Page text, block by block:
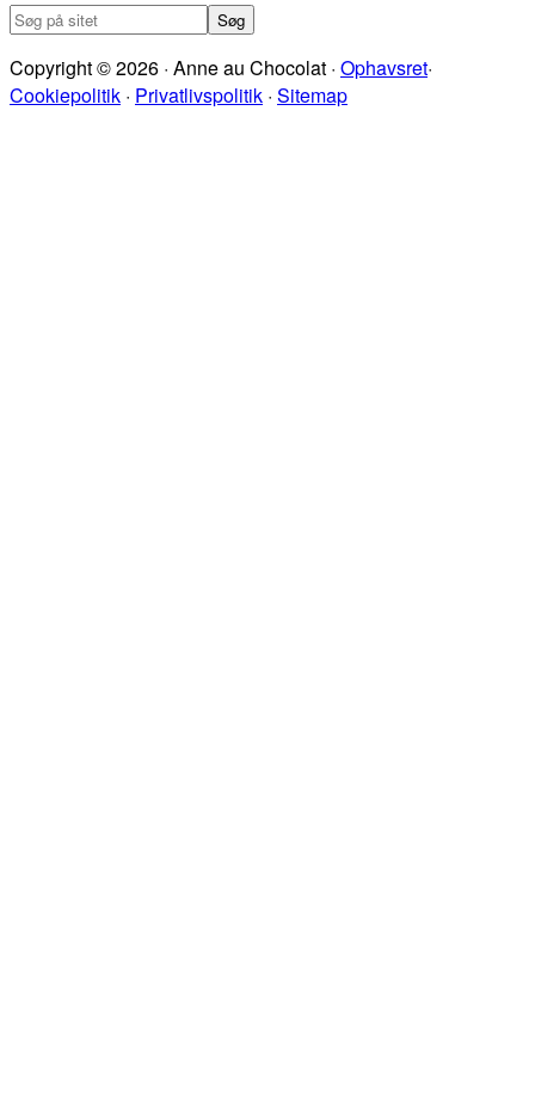
Søg
på
sitet
Copyright © 2026 · Anne au Chocolat · Ophavsret·
Cookiepolitik · Privatlivspolitik · Sitemap